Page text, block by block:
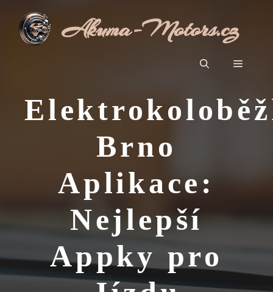
obsah
Akuma-Motors.cz
Menu
Brno
Aplikace:
Nejlepší
Appky pro